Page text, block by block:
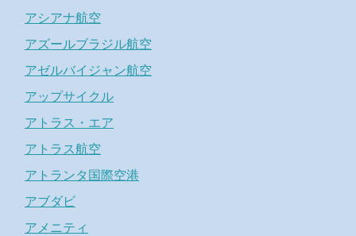
アシアナ航空
アズールブラジル航空
アゼルバイジャン航空
アップサイクル
アトラス・エア
アトラス航空
アトランタ国際空港
アブダビ
アメニティ